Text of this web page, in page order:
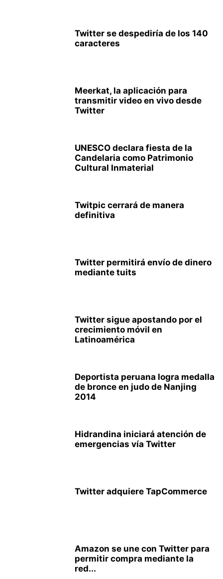
Twitter se despediría de los 140
caracteres
Meerkat, la aplicación para
transmitir video en vivo desde
Twitter
UNESCO declara fiesta de la
Candelaria como Patrimonio
Cultural Inmaterial
Twitpic cerrará de manera
definitiva
Twitter permitirá envío de dinero
mediante tuits
Twitter sigue apostando por el
crecimiento móvil en
Latinoamérica
Deportista peruana logra medalla
de bronce en judo de Nanjing
2014
Hidrandina iniciará atención de
emergencias vía Twitter
Twitter adquiere TapCommerce
Amazon se une con Twitter para
permitir compra mediante la
red...